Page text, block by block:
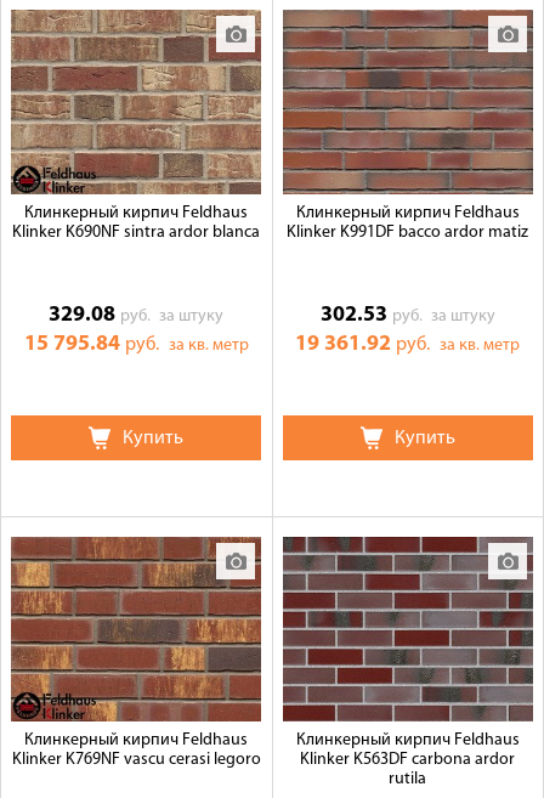
Клинкерный кирпич Feldhaus
Klinker K690NF sintra ardor blanca
329.08 руб.за штуку
15 795.84 руб. за кв. метр
Купить
Клинкерный кирпич Feldhaus
Klinker K991DF bacco ardor matiz
302.53 руб. за штуку
19 361.92 руб.за кв. метр
Купить
Клинкерный кирпич Feldhaus
Klinker K769NF vascu cerasi legoro
Клинкерный кирпич Feldhaus
Klinker K563DF carbona ardor
rutila